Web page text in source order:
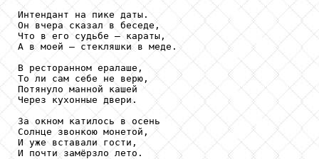
Интендант на пике даты.
Он вчера сказал в беседе,
Что в его судьбе – караты,
А в моей – стекляшки в меде.
В ресторанном ералаше,
То ли сам себе не верю,
Потянуло манной кашей
Через кухонные двери.
За окном катилось в осень
Солнце звонкою монетой,
И уже вставали гости,
И почти замёрзло лето.